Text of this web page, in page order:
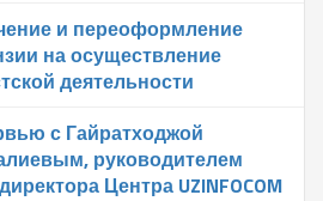
и переоформление
на осуществление
деятельности
с Гайратходжой
руководителем
Центра UZINFOCOM